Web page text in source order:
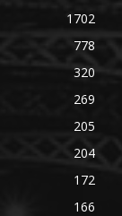
1702
778
320
269
205
204
172
166